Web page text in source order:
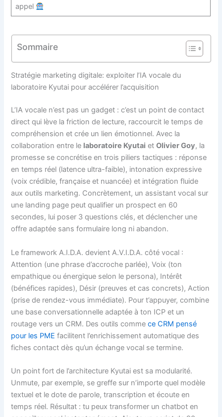
appel
Sommaire
Stratégie marketing digitale: exploiter l’IA vocale du
laboratoire Kyutai pour accélérer l’acquisition
L’IA vocale n’est pas un gadget : c’est un point de contact
direct qui lève la friction de lecture, raccourcit le temps de
compréhension et crée un lien émotionnel. Avec la
collaboration entre le laboratoire Kyutai etOlivier Goy, la
promesse se concrétise en trois piliers tactiques : réponse
en temps réel (latence ultra-faible), intonation expressive
(voix crédible, française et nuancée) et intégration fluide
aux outils marketing. Concrètement, un assistant vocal sur
une landing page peut qualifier un prospect en 60
secondes, lui poser 3 questions clés, et déclencher une
offre adaptée sans formulaire long ni abandon.
Le framework A.I.D.A. devient A.V.I.D.A. côté vocal :
Attention (une phrase d’accroche parlée), Voix (ton
empathique ou énergique selon le persona), Intérêt
(bénéfices rapides), Désir (preuves et cas concrets), Action
(prise de rendez-vous immédiate). Pour t’appuyer, combine
une base conversationnelle adaptée à ton ICP et un
routage vers un CRM. Des outils commece CRM pensé
pour les PME facilitent l’enrichissement automatique des
fiches contact dès qu’un échange vocal se termine.
Un point fort de l’architecture Kyutai est sa modularité.
Unmute, par exemple, se greffe sur n’importe quel modèle
textuel et le dote de parole, transcription et écoute en
temps réel. Résultat : tu peux transformer un chatbot en